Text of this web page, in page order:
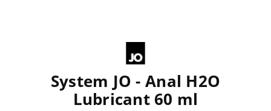
System JO - Anal H2O
Lubricant 60 ml